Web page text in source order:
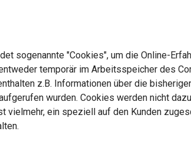
sogenannte "Cookies", um die Online-
temporär im Arbeitsspeicher des
z.B. Informationen über die
wurden. Cookies werden nicht
vielmehr, ein speziell auf den Kunden